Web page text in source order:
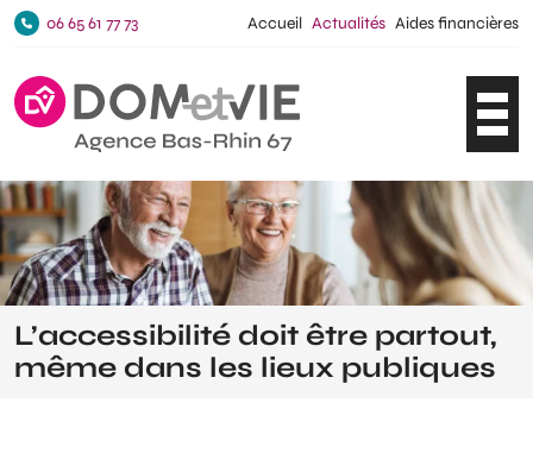
06 65 61 77 73 Accueil Actualités Aides financières
L’accessibilité doit être partout,
même dans les lieux publiques